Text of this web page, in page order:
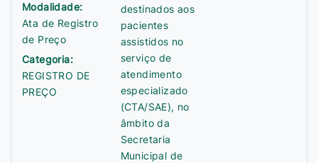
Modalidade:
Ata de Registro
de Preço
Categoria:
REGISTRO DE
PREÇO
destinados aos
pacientes
assistidos no
serviço de
atendimento
especializado
(CTA/SAE), no
âmbito da
Secretaria
Municipal de